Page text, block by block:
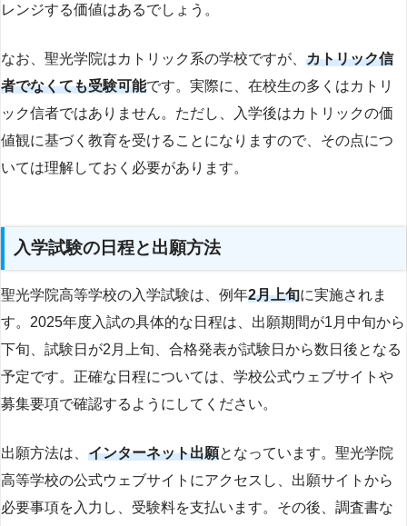
レンジする価値はあるでしょう。
なお、聖光学院はカトリック系の学校ですが、 カトリック信
者でなくても受験可能です。実際に、在校生の多くはカトリ
ック信者ではありません。ただし、入学後はカトリックの価
値観に基づく教育を受けることになりますので、その点につ
いては理解しておく必要があります。
入学試験の日程と出願方法
聖光学院高等学校の入学試験は、例年2月上旬に実施されま
す。2025年度入試の具体的な日程は、出願期間が1月中旬から
下旬、試験日が2月上旬、合格発表が試験日から数日後となる
予定です。正確な日程については、学校公式ウェブサイトや
募集要項で確認するようにしてください。
出願方法は、 インターネット出願となっています。聖光学院
高等学校の公式ウェブサイトにアクセスし、出願サイトから
必要事項を入力し、受験料を支払います。その後、調査書な